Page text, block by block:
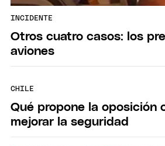
INCIDENTE
Otros cuatro casos: los
aviones
CHILE
Qué propone la oposición
mejorar la seguridad